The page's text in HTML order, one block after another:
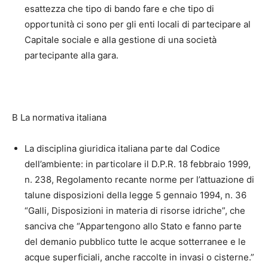
esattezza che tipo di bando fare e che tipo di
opportunità ci sono per gli enti locali di partecipare al
Capitale sociale e alla gestione di una società
partecipante alla gara.
B La normativa italiana
La disciplina giuridica italiana parte dal Codice
dell’ambiente: in particolare il D.P.R. 18 febbraio 1999,
n. 238, Regolamento recante norme per l’attuazione di
talune disposizioni della legge 5 gennaio 1994, n. 36
“Galli, Disposizioni in materia di risorse idriche”, che
sanciva che “Appartengono allo Stato e fanno parte
del demanio pubblico tutte le acque sotterranee e le
acque superficiali, anche raccolte in invasi o cisterne.”